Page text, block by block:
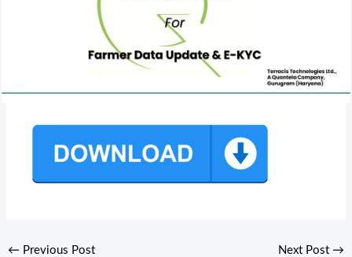
← Previous Post Next Post →